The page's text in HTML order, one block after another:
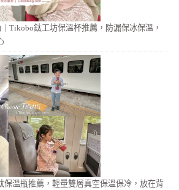
Tikobo鈦工坊保溫杯推薦，防漏保冰保溫，
保溫瓶推薦，輕量雙層真空保溫保冷，放在背